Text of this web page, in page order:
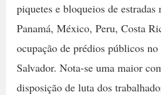
piquetes e bloqueios de estradas
Panamá, México, Peru, Costa
ocupação de prédios públicos
Salvador. Nota-se uma maior
disposição de luta dos